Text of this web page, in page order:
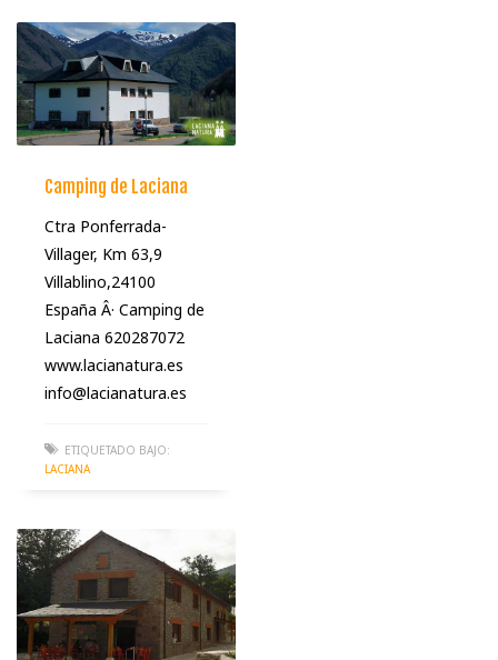
Camping de Laciana
Ctra Ponferrada-
Villager, Km 63,9
Villablino,24100
España Â· Camping de
Laciana 620287072
www.lacianatura.es
info@lacianatura.es
ETIQUETADO BAJO:
LACIANA